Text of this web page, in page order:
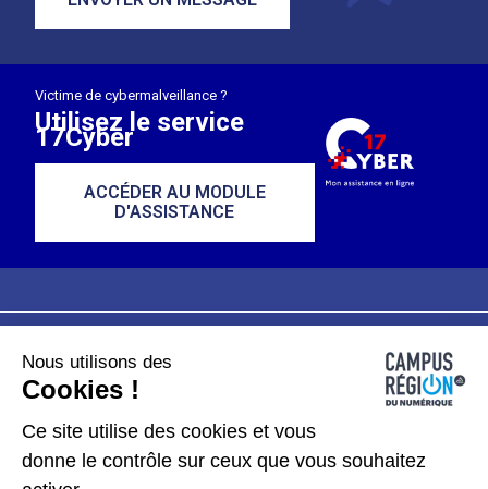
Victime de cybermalveillance ?
Utilisez le service
17Cyber
ACCÉDER AU MODULE
D'ASSISTANCE
Plan du site
Données personnelles
Nous utilisons des
Cookies !
Ce site utilise des cookies et vous
donne le contrôle sur ceux que vous souhaitez